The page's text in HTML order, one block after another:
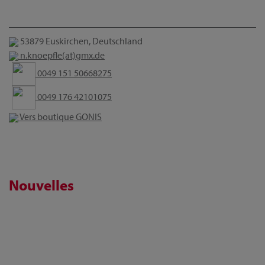
53879 Euskirchen, Deutschland
n.knoepfle(at)gmx.de
0049 151 50668275
0049 176 42101075
Vers boutique GONIS
Nouvelles